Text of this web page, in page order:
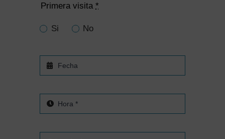
Primera visita*
Si No